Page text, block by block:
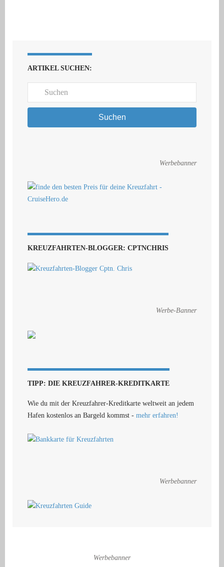
ARTIKEL SUCHEN:
Suchen
Werbebanner
KREUZFAHRTEN-BLOGGER: CPTNCHRIS
Werbe-Banner
TIPP: DIE KREUZFAHRER-KREDITKARTE
Wie du mit der Kreuzfahrer-Kreditkarte weltweit an jedem
Hafen kostenlos an Bargeld kommst - mehr erfahren!
Werbebanner
Werbebanner